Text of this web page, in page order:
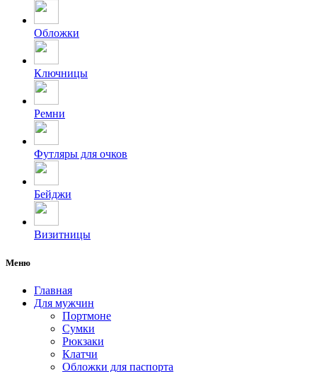
Обложки
Ключницы
Ремни
Футляры для очков
Бейджи
Визитницы
Меню
Главная
Для мужчин
Портмоне
Сумки
Рюкзаки
Клатчи
Обложки для паспорта